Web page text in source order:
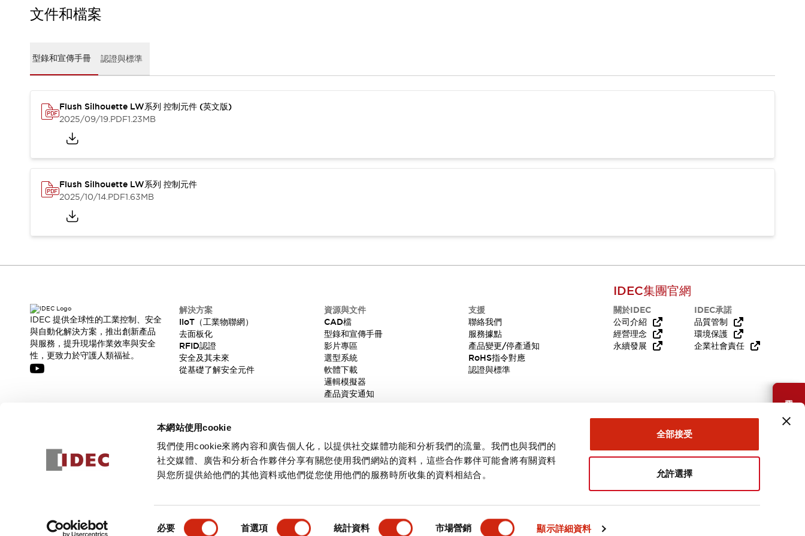
本網站使用cookie
我們使用cookie來將內容和廣告個人化，以提供社交媒體功能和分析我們的流量。我們也與我們的
社交媒體、廣告和分析合作夥伴分享有關您使用我們網站的資料，這些合作夥伴可能會將有關資料
與您所提供給他們的其他資料或他們從您使用他們的服務時所收集的資料相結合。
必要 首選項 統計資料 市場營銷 顯示詳細資料
全部接受
允許選擇
型錄和宣傳手冊
軟體下載
邏輯模擬器
產品資安通知
服務據點
產品變更/停產通知
需要幫助嗎？
文件和檔案
型錄和宣傳手冊 認證與標準
Flush Silhouette LW系列 控制元件 (英文版)
2025/09/19.PDF1.23MB
Flush Silhouette LW系列 控制元件
2025/10/14.PDF1.63MB
產品詳情 主要特點 規格 文件和檔案
IDEC 提供全球性的工業控制、安全
與自動化解決方案，推出創新產品
與服務，提升現場作業效率與安全
性，更致力於守護人類福祉。
解決方案
IIoT（工業物聯網）
去面板化
RFID認證
安全及其未來
從基礎了解安全元件
資源與文件
CAD檔
型錄和宣傳手冊
影片專區
選型系統
軟體下載
邏輯模擬器
產品資安通知
支援
聯絡我們
服務據點
產品變更/停產通知
RoHS指令對應
認證與標準
IDEC集團官網
關於IDEC
公司介紹
經營理念
永續發展
IDEC承諾
品質管制
環境保護
企業社會責任
訂閱
隱私權政策使用條款 台灣